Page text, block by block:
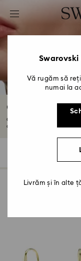
Accesskeys list
0 - Antet
2 - Subsol
3 - Filtrare
4 - Rezultatele
Cercei lungi cu
O alegere perfectă pentru
cristal...
Vă rugăm să
numai la
Livrăm și în alte